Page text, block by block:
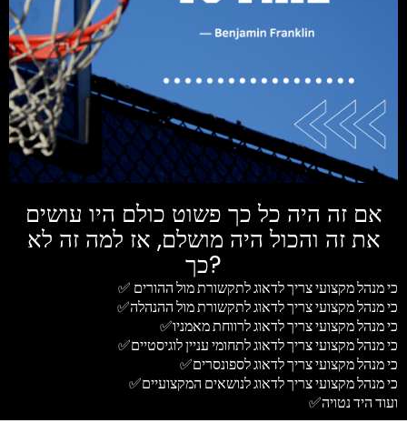
אם זה היה כל כך פשוט כולם היו עושים
את זה והכול היה מושלם, אז למה זה לא
כך?
✅ כי מנהל מקצועי צריך לדאוג לתקשורת מול ההורים
✅כי מנהל מקצועי צריך לדאוג לתקשורת מול ההנהלה
✅כי מנהל מקצועי צריך לדאוג לרווחת מאמניו
✅כי מנהל מקצועי צריך לדאוג לתחומי עניין לוגיסטיים
✅כי מנהל מקצועי צריך לדאוג לספונסרים
✅כי מנהל מקצועי צריך לדאוג לנושאים המקצועיים
✅ועוד היד נטויה